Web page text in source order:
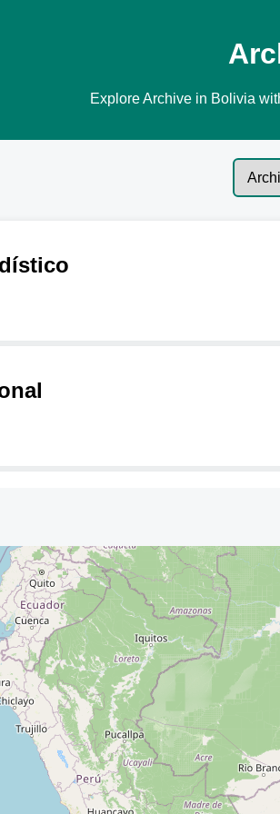
Explore Archive in Bolivia
José Macedonio